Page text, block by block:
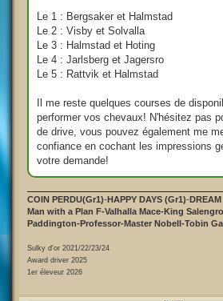
Le 1 : Bergsaker et Halmstad
Le 2 : Visby et Solvalla
Le 3 : Halmstad et Hoting
Le 4 : Jarlsberg et Jagersro
Le 5 : Rattvik et Halmstad
Il me reste quelques courses de
performer vos chevaux! N'hésitez pas
de drive, vous pouvez également me
confiance en cochant les impressions
votre demande!
COIN PERDU(Gr1)-HAPPY DAYS (Gr1)-
Man with a Plan F-Valhalla Mace-King
Paddington-Professor-Master Nobell-Tobin
Sulky d'or 2021/22/23/24
Award driver 2025
1er éleveur 2026